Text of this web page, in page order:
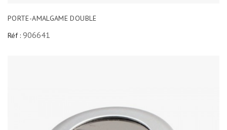
PORTE-AMALGAME DOUBLE
Réf : 906641